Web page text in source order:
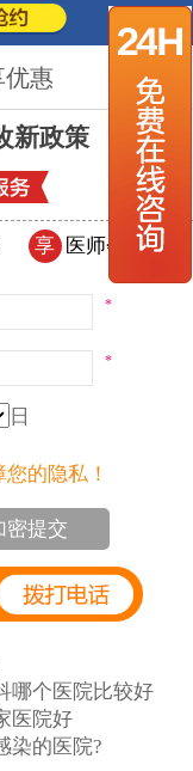
惠 更多>>
新政策
享 医师会诊
*
*
日
的隐私！
密提交
哪个医院比较好
医院好
染的医院?